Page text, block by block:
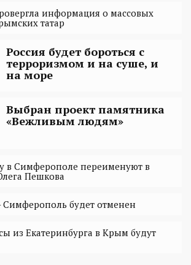
информация о массовых
татар
Россия будет бороться с
терроризмом и на суше, и
на море
Выбран проект памятника
«Вежливым людям»
в Симферополе переименуют в
Пешкова
Симферополь будет отменен
из Екатеринбурга в Крым будут